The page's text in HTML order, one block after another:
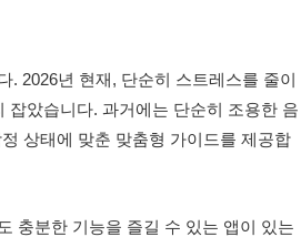
. 2026년 현재, 단순히 스트레스를 줄이
았습니다. 과거에는 단순히 조용한 음
상태에 맞춘 맞춤형 가이드를 제공합
충분한 기능을 즐길 수 있는 앱이 있는